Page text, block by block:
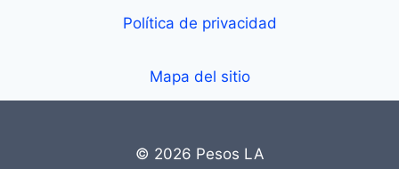
Política de privacidad
Mapa del sitio
© 2026 Pesos LA